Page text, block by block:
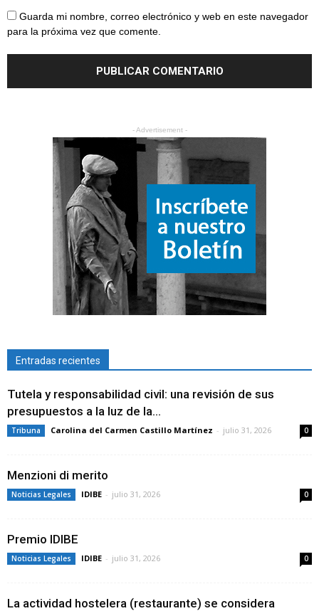
Guarda mi nombre, correo electrónico y web en este navegador
para la próxima vez que comente.
- Advertisement -
Entradas recientes
Tutela y responsabilidad civil: una revisión de sus
presupuestos a la luz de la...
Tribuna Carolina del Carmen Castillo Martínez - julio 31, 2026 0
Menzioni di merito
Noticias Legales IDIBE - julio 31, 2026 0
Premio IDIBE
Noticias Legales IDIBE - julio 31, 2026 0
La actividad hostelera (restaurante) se considera